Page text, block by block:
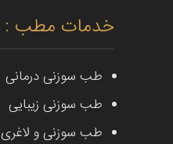
خدمات مطب :
طب سوزنی درمانی
طب سوزنی زیبایی
طب سوزنی و لاغری